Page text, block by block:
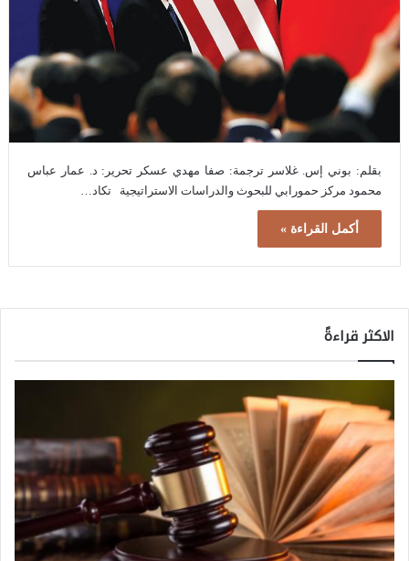
بقلم: بوني إس. غلاسر ترجمة: صفا مهدي عسكر تحرير: د. عمار عباس
محمود مركز حمورابي للبحوث والدراسات الاستراتيجية تكاد…
أكمل القراءة »
الاكثر قراءةً